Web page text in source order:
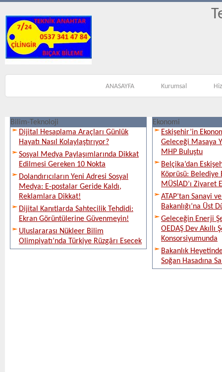
ANASAYFA Kurumsal
Bilim-Teknoloji
Dijital Hesaplama Araçları Günlük
Hayatı Nasıl Kolaylaştırıyor?
Sosyal Medya Paylaşımlarında Dikkat
Edilmesi Gereken 10 Nokta
Dolandırıcıların Yeni Adresi Sosyal
Medya: E-postalar Geride Kaldı,
Reklamlara Dikkat!
Dijital Kanıtlarda Sahtecilik Tehdidi:
Ekran Görüntülerine Güvenmeyin!
Uluslararası Nükleer Bilim
Olimpiyatı’nda Türkiye Rüzgârı Esecek
Ekonomi
Eskişehir’in
Geleceği Masaya
MHP Buluştu
Belçika’dan
Köprüsü: Belediye
MÜSİAD’ı Ziyaret
ATAP’tan Sanayi
Bakanlığı’na Üst
Geleceğin Enerji
OEDAŞ Dev Akıllı
Konsorsiyumunda
Bakanlık
Soğan Hasadına